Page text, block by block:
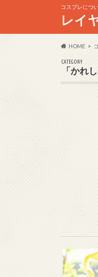
コスプレにつ
レイ
HOME
CATEGORY
「かれ